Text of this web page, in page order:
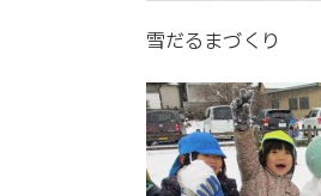
雪だるまづくり